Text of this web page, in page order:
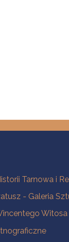
Tarnowa i
- Galeria